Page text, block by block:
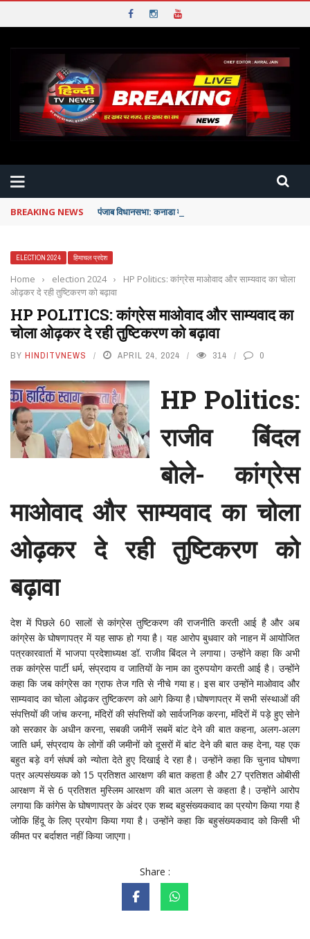
BREAKING NEWS पंजाब विधानसभा: कनाडा में फंसे छात्रों को पंजाब सरकार देगी पूरी
ELECTION 2024 हिमाचल प्रदेश
Home › election 2024 ›
HP Politics: कांग्रेस माओवाद और साम्यवाद का चोला
ओढ़कर दे रही तुष्टिकरण को बढ़ावा
HP POLITICS: कांग्रेस माओवाद और साम्यवाद का
चोला ओढ़कर दे रही तुष्टिकरण को बढ़ावा
BY HINDITVNEWS APRIL 24, 2024 314 0
HP Politics:
राजीव बिंदल
बोले- कांग्रेस
माओवाद और साम्यवाद का चोला
ओढ़कर दे रही तुष्टिकरण को
बढ़ावा
देश में पिछले 60 सालों से कांग्रेस तुष्टिकरण की राजनीति करती आई है और अब
कांग्रेस के घोषणापत्र में यह साफ हो गया है। यह आरोप बुधवार को नाहन में आयोजित
पत्रकारवार्ता में भाजपा प्रदेशाध्यक्ष डॉ. राजीव बिंदल ने लगाया। उन्होंने कहा कि अभी
तक कांग्रेस पार्टी धर्म, संप्रदाय व जातियों के नाम का दुरुपयोग करती आई है। उन्होंने
कहा कि जब कांग्रेस का ग्राफ तेज गति से नीचे गया ह। इस बार उन्होंने माओवाद और
साम्यवाद का चोला ओढ़कर तुष्टिकरण को आगे किया है।घोषणापत्र में सभी संस्थाओं की
संपत्तियों की जांच करना, मंदिरों की संपत्तियों को सार्वजनिक करना, मंदिरों में पड़े हुए सोने
को सरकार के अधीन करना, सबकी जमीनें सबमें बांट देने की बात कहना, अलग-अलग
जाति धर्म, संप्रदाय के लोगों की जमीनों को दूसरों में बांट देने की बात कह देना, यह एक
बहुत बड़े वर्ग संघर्ष को न्योता देते हुए दिखाई दे रहा है। उन्होंने कहा कि चुनाव घोषणा
पत्र अल्पसंख्यक को 15 प्रतिशत आरक्षण की बात कहता है और 27 प्रतिशत ओबीसी
आरक्षण में से 6 प्रतिशत मुस्लिम आरक्षण की बात अलग से कहता है। उन्होंने आरोप
लगाया कि कांगेस के घोषणापत्र के अंदर एक शब्द बहुसंख्यकवाद का प्रयोग किया गया है
जोकि हिंदू के लिए प्रयोग किया गया है। उन्होंने कहा कि बहुसंख्यकवाद को किसी भी
कीमत पर बर्दाशत नहीं किया जाएगा।
Share :